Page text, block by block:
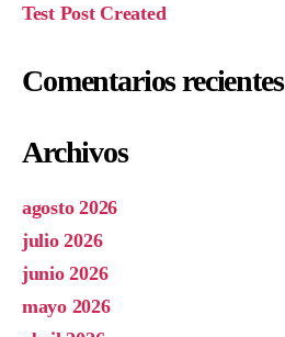
Test Post Created
Comentarios recientes
Archivos
agosto 2026
julio 2026
junio 2026
mayo 2026